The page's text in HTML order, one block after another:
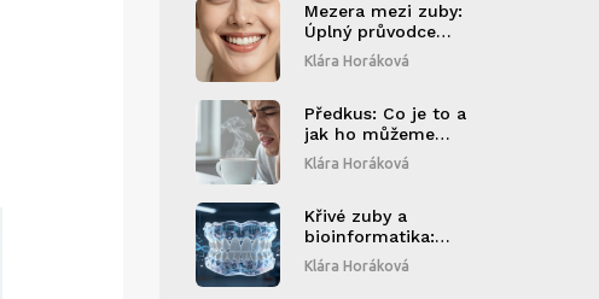
Mezera mezi zuby:
Úplný průvodce
korekcí pomocí
kosmetické
Klára Horáková
Předkus: Co je to a
jak ho můžeme
léčit?
Klára Horáková
Křivé zuby a
bioinformatika:
Budoucnost
rovných zubů bez
Klára Horáková